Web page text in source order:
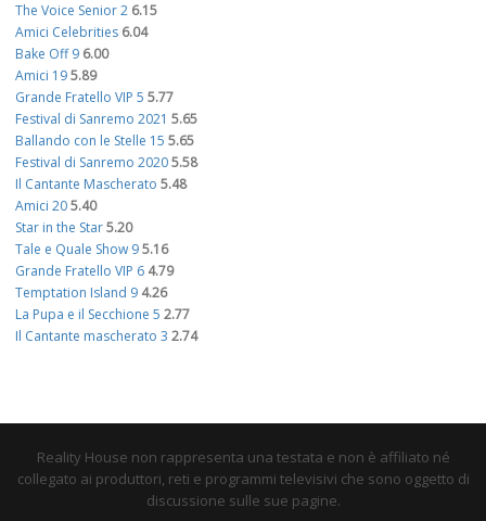
The Voice Senior 2 6.15
Amici Celebrities 6.04
Bake Off 9 6.00
Amici 195.89
Grande Fratello VIP 5 5.77
Festival di Sanremo 2021 5.65
Ballando con le Stelle 15 5.65
Festival di Sanremo 20205.58
Il Cantante Mascherato 5.48
Amici 205.40
Star in the Star5.20
Tale e Quale Show 95.16
Grande Fratello VIP 6 4.79
Temptation Island 9 4.26
La Pupa e il Secchione 5 2.77
Il Cantante mascherato 3 2.74
Reality House non rappresenta una testata e non è affiliato né
collegato ai produttori, reti e programmi televisivi che sono oggetto di
discussione sulle sue pagine.